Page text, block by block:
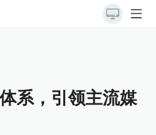
系，引领主流媒